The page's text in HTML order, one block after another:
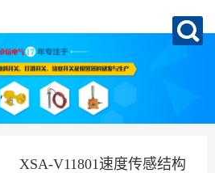
XSA-V11801速度传感结构